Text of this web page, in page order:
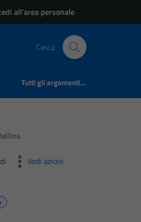
all'area personale
Cerca
Tutti gli argomenti...
Vedi azioni